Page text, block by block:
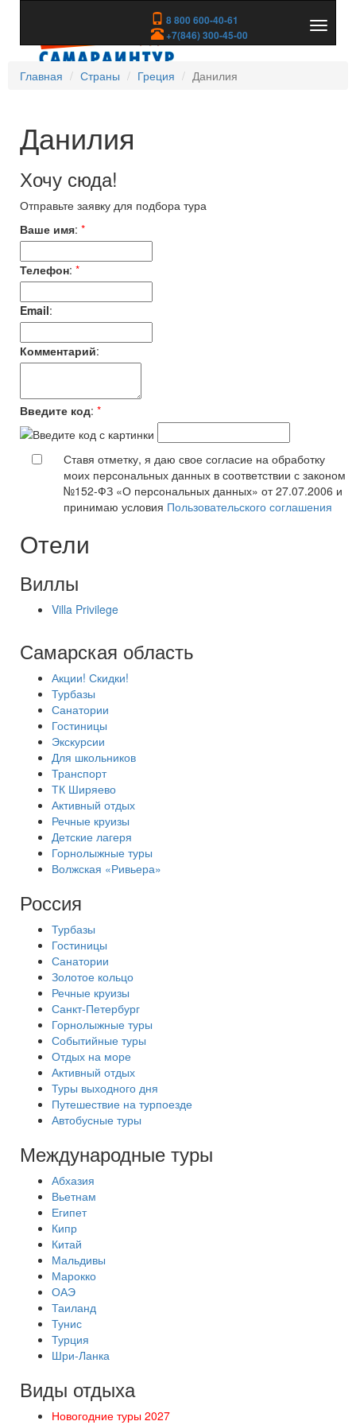
8 800 600-40-61
+7(846) 300-45-00
скрыть
Главная
Страны Греция Данилия
Данилия
Хочу сюда!
Отправьте заявку для подбора тура
Ваше имя: *
Телефон: *
Email:
Комментарий:
Введите код: *
Ставя отметку, я даю свое согласие на обработку
моих персональных данных в соответствии с законом
№152-ФЗ «О персональных данных» от 27.07.2006 и
принимаю условия Пользовательского соглашения
Отели
Виллы
Villa Privilege
Самарская область
Акции! Скидки!
Турбазы
Санатории
Гостиницы
Экскурсии
Для школьников
Транспорт
ТК Ширяево
Активный отдых
Речные круизы
Детские лагеря
Горнолыжные туры
Волжская «Ривьера»
Россия
Турбазы
Гостиницы
Санатории
Золотое кольцо
Речные круизы
Санкт-Петербург
Горнолыжные туры
Событийные туры
Отдых на море
Активный отдых
Туры выходного дня
Путешествие на турпоезде
Автобусные туры
Международные туры
Абхазия
Вьетнам
Египет
Кипр
Китай
Мальдивы
Марокко
ОАЭ
Таиланд
Тунис
Турция
Шри-Ланка
Виды отдыха
Новогодние туры 2027